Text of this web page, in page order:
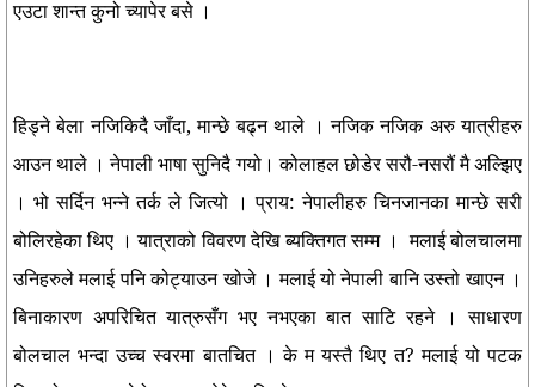
एउटा शान्त कुनो च्यापेर बसे ।
हिड्ने बेला नजिकिदै जाँदा, मान्छे बढ्न थाले । नजिक नजिक अरु यात्रीहरु
आउन थाले । नेपाली भाषा सुनिदै गयो। कोलाहल छोडेर सरौ-नसरौं मै अल्झिए
। भो सर्दिन भन्ने तर्क ले जित्यो । प्राय: नेपालीहरु चिनजानका मान्छे सरी
बोलिरहेका थिए । यात्राको विवरण देखि ब्यक्तिगत सम्म । मलाई बोलचालमा
उनिहरुले मलाई पनि कोट्याउन खोजे । मलाई यो नेपाली बानि उस्तो खाएन ।
बिनाकारण अपरिचित यात्रुसँग भए नभएका बात साटि रहने । साधारण
बोलचाल भन्दा उच्च स्वरमा बातचित । के म यस्तै थिए त? मलाई यो पटक